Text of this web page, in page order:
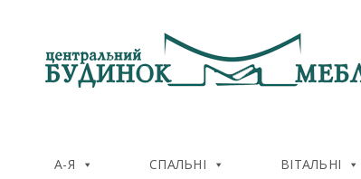
А-Я СПАЛЬНІ ВІТАЛЬНІ